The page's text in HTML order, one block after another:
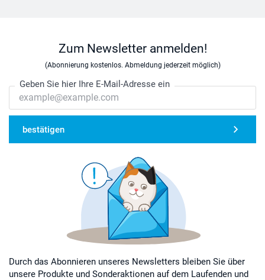
Zum Newsletter anmelden!
(Abonnierung kostenlos. Abmeldung jederzeit möglich)
Geben Sie hier Ihre E-Mail-Adresse ein
bestätigen
Durch das Abonnieren unseres Newsletters bleiben Sie über
unsere Produkte und Sonderaktionen auf dem Laufenden und